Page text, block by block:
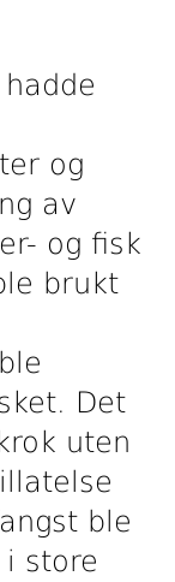
og
av
og fisk
brukt
Det
uten
ble
store